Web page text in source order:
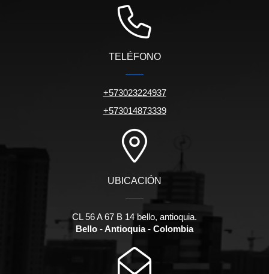
TELÉFONO
+573023224937
+573014873339
UBICACIÓN
CL 56 A 67 B 14 bello, antioquia.
Bello - Antioquia - Colombia